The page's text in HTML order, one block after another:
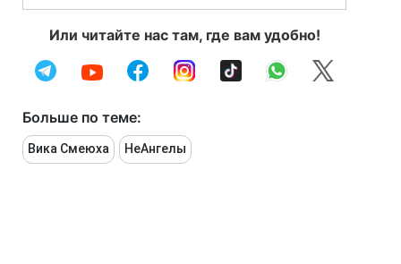
Или читайте нас там, где вам удобно!
Больше по теме:
Вика Смеюха НеАнгелы